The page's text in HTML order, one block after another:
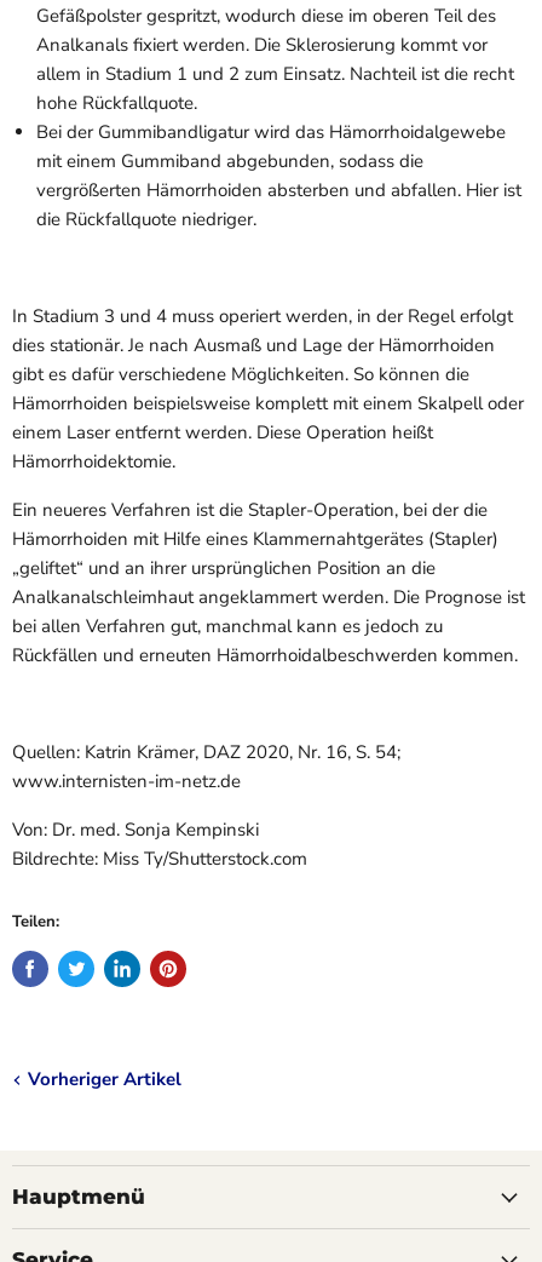
Gefäßpolster gespritzt, wodurch diese im oberen Teil des
Analkanals fixiert werden. Die Sklerosierung kommt vor
allem in Stadium 1 und 2 zum Einsatz. Nachteil ist die recht
hohe Rückfallquote.
Bei der Gummibandligatur wird das Hämorrhoidalgewebe
mit einem Gummiband abgebunden, sodass die
vergrößerten Hämorrhoiden absterben und abfallen. Hier ist
die Rückfallquote niedriger.
In Stadium 3 und 4 muss operiert werden, in der Regel erfolgt
dies stationär. Je nach Ausmaß und Lage der Hämorrhoiden
gibt es dafür verschiedene Möglichkeiten. So können die
Hämorrhoiden beispielsweise komplett mit einem Skalpell oder
einem Laser entfernt werden. Diese Operation heißt
Hämorrhoidektomie.
Ein neueres Verfahren ist die Stapler-Operation, bei der die
Hämorrhoiden mit Hilfe eines Klammernahtgerätes (Stapler)
„geliftet“ und an ihrer ursprünglichen Position an die
Analkanalschleimhaut angeklammert werden. Die Prognose ist
bei allen Verfahren gut, manchmal kann es jedoch zu
Rückfällen und erneuten Hämorrhoidalbeschwerden kommen.
Quellen: Katrin Krämer, DAZ 2020, Nr. 16, S. 54;
www.internisten-im-netz.de
Von: Dr. med. Sonja Kempinski
Bildrechte: Miss Ty/Shutterstock.com
Teilen:
Vorheriger Artikel
Hauptmenü